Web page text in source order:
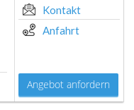
Kontakt
Anfahrt
Angebot anfordern